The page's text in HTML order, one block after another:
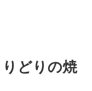
どりの焼